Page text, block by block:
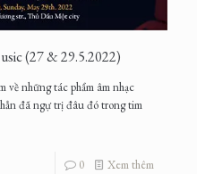
(27 & 29.5.2022)
về những tác phẩm âm nhạc
đã ngự trị đâu đó trong tim
0 Xem thêm